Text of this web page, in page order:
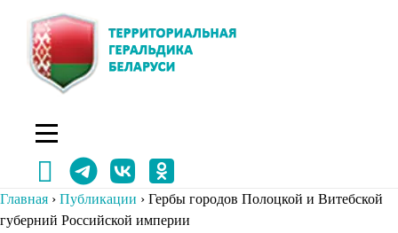
содержимому
Главная › Публикации › Гербы городов Полоцкой и Витебской
губерний Российской империи